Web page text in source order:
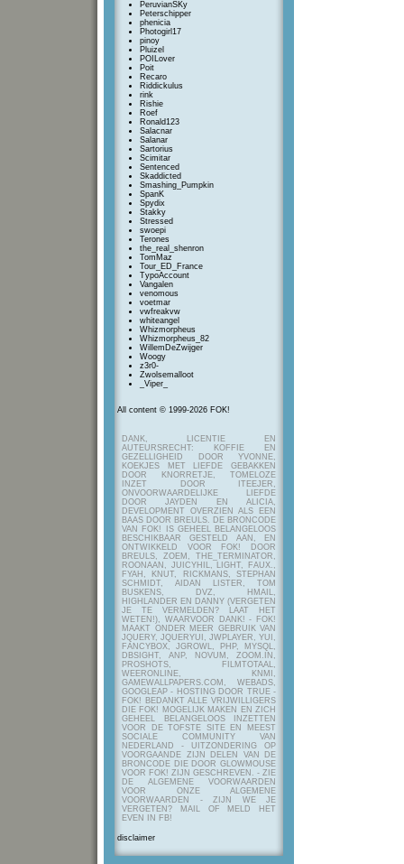
PeruvianSKy
Peterschipper
phenicia
Photogirl17
pinoy
Pluizel
POILover
Poit
Recaro
Riddickulus
rink
Rishie
Roef
Ronald123
Salacnar
Salanar
Sartorius
Scimitar
Sentenced
Skaddicted
Smashing_Pumpkin
SpanK
Spydix
Stakky
Stressed
swoepi
Terones
the_real_shenron
TomMaz
Tour_ED_France
TypoAccount
Vangalen
venomous
voetmar
vwfreakvw
whiteangel
Whizmorpheus
Whizmorpheus_82
WillemDeZwijger
Woogy
z3r0-
Zwolsemalloot
_Viper_
All content © 1999-2026 FOK!
DANK, LICENTIE EN
AUTEURSRECHT: KOFFIE EN
GEZELLIGHEID DOOR YVONNE,
KOEKJES MET LIEFDE GEBAKKEN
DOOR KNORRETJE, TOMELOZE
INZET DOOR ITEEJER,
ONVOORWAARDELIJKE LIEFDE
DOOR JAYDEN EN ALICIA,
DEVELOPMENT OVERZIEN ALS EEN
BAAS DOOR BREULS. DE BRONCODE
VAN FOK! IS GEHEEL BELANGELOOS
BESCHIKBAAR GESTELD AAN, EN
ONTWIKKELD VOOR FOK! DOOR
BREULS, ZOEM, THE_TERMINATOR,
ROONAAN, JUICYHIL, LIGHT, FAUX.,
FYAH, KNUT, RICKMANS, STEPHAN
SCHMIDT, AIDAN LISTER, TOM
BUSKENS, DVZ, HMAIL,
HIGHLANDER EN DANNY (VERGETEN
JE TE VERMELDEN? LAAT HET
WETEN!), WAARVOOR DANK! - FOK!
MAAKT ONDER MEER GEBRUIK VAN
JQUERY, JQUERYUI, JWPLAYER, YUI,
FANCYBOX, JGROWL, PHP, MYSQL,
DBSIGHT, ANP, NOVUM, ZOOM.IN,
PROSHOTS, FILMTOTAAL,
WEERONLINE, KNMI,
GAMEWALLPAPERS.COM, WEBADS,
GOOGLEAP - HOSTING DOOR TRUE -
FOK! BEDANKT ALLE VRIJWILLIGERS
DIE FOK! MOGELIJK MAKEN EN ZICH
GEHEEL BELANGELOOS INZETTEN
VOOR DE TOFSTE SITE EN MEEST
SOCIALE COMMUNITY VAN
NEDERLAND - UITZONDERING OP
VOORGAANDE ZIJN DELEN VAN DE
BRONCODE DIE DOOR GLOWMOUSE
VOOR FOK! ZIJN GESCHREVEN. - ZIE
DE ALGEMENE VOORWAARDEN
VOOR ONZE ALGEMENE
VOORWAARDEN - ZIJN WE JE
VERGETEN? MAIL OF MELD HET
EVEN IN FB!
disclaimer